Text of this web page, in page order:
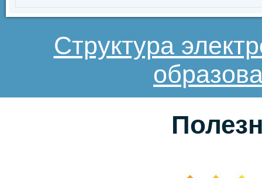
Структура